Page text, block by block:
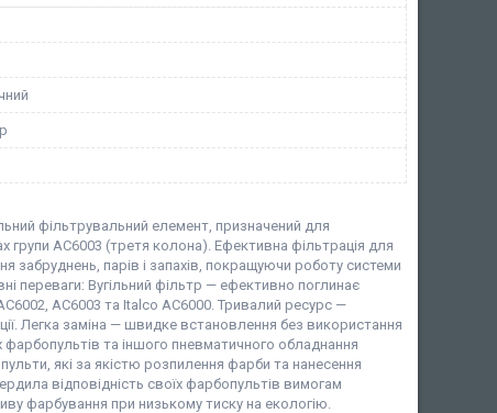
фільтрувальний елемент, призначений для
групи AC6003 (третя колона). Ефективна фільтрація для
забруднень, парів і запахів, покращуючи роботу системи
переваги: Вугільний фільтр — ефективно поглинає
AC6003 та Italco AC6000. Тривалий ресурс —
Легка заміна — швидке встановлення без використання
фарбопультів та іншого пневматичного обладнання
які за якістю розпилення фарби та нанесення
відповідність своїх фарбопультів вимогам
фарбування при низькому тиску на екологію.